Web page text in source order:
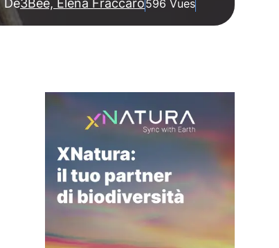
De3Bee, Elena Fraccaro596 Vues